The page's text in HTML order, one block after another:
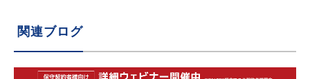
関連ブログ